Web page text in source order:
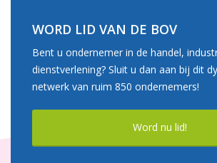
WORD LID VAN DE BOV
Bent u ondernemer in de handel,
dienstverlening? Sluit u dan aan bij dit
netwerk van ruim 850 ondernemers!
Word nu lid!